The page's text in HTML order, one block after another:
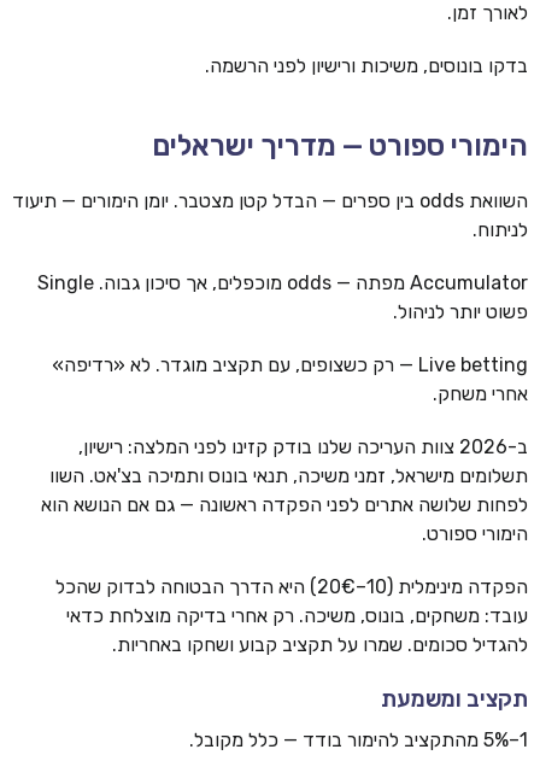
לאורך זמן.
בדקו בונוסים, משיכות ורישיון לפני הרשמה.
הימורי ספורט — מדריך ישראלים
השוואת odds בין ספרים — הבדל קטן מצטבר. יומן הימורים — תיעוד
לניתוח.
Accumulator מפתה — odds מוכפלים, אך סיכון גבוה. Single
פשוט יותר לניהול.
Live betting — רק כשצופים, עם תקציב מוגדר. לא «רדיפה»
אחרי משחק.
ב-2026 צוות העריכה שלנו בודק קזינו לפני המלצה: רישיון,
תשלומים מישראל, זמני משיכה, תנאי בונוס ותמיכה בצ'אט. השוו
לפחות שלושה אתרים לפני הפקדה ראשונה — גם אם הנושא הוא
הימורי ספורט.
הפקדה מינימלית (10–20€) היא הדרך הבטוחה לבדוק שהכל
עובד: משחקים, בונוס, משיכה. רק אחרי בדיקה מוצלחת כדאי
להגדיל סכומים. שמרו על תקציב קבוע ושחקו באחריות.
תקציב ומשמעת
1–5% מהתקציב להימור בודד — כלל מקובל.